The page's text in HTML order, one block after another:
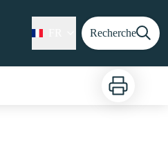
Recherche
Imprimer